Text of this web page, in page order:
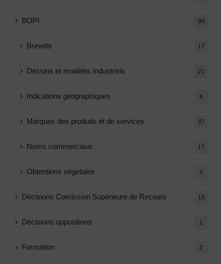
BOPI 99
Brevets 17
Dessins et modèles industriels 21
Indications géographiques 4
Marques des produits et de services 37
Noms commerciaux 17
Obtentions végétales 3
Décisions Comission Supérieure de Recours 18
Décisions oppositions 1
Formation 2